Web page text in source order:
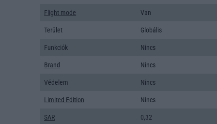
Flight mode Van
Terület Globális
Funkciók Nincs
Brand Nincs
Védelem Nincs
Limited Edition Nincs
SAR
0,32